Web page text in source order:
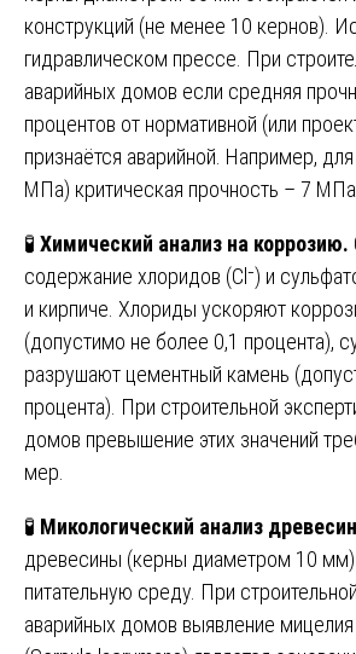
конструкций (не менее 10 кернов).
гидравлическом прессе. При
аварийных домов если средняя
процентов от нормативной (или
признаётся аварийной. Например,
МПа) критическая прочность – 7 МПа.
🧪 Химический анализ на коррозию.
содержание хлоридов (Cl⁻) и
и кирпиче. Хлориды ускоряют
(допустимо не более 0,1 процента),
разрушают цементный камень
процента). При строительной
домов превышение этих значений
мер.
🧪 Микологический анализ
древесины (керны диаметром 10
питательную среду. При
аварийных домов выявление